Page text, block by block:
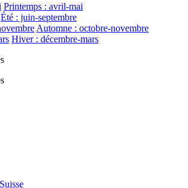
Printemps : avril-mai
Été : juin-septembre
Automne : octobre-novembre
Hiver : décembre-mars